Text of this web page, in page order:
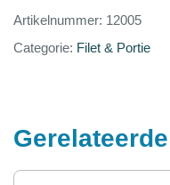
Artikelnummer: 12005
Categorie: Filet & Portie